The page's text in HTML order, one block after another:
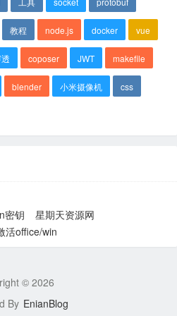
教程 node.js docker vue
coposer JWT makefile
blender 小米摄像机 css
密钥
星期天资源网
活office/win
©2026
By EnianBlog